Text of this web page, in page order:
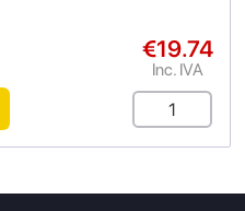
€19.74
Inc. IVA